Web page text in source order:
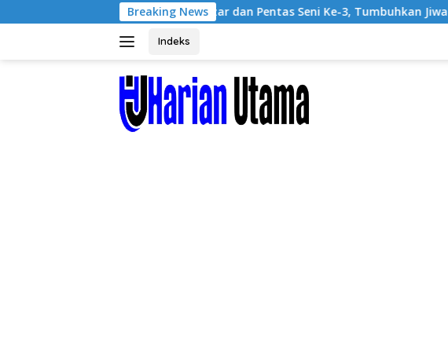
ke
Breaking News
Gelar Bazar dan Pentas Seni Ke-3, Tumbuhkan Jiwa Wirausaha Sejak Dini
Indeks